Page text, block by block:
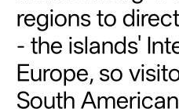
regions to
- the islands'
Europe, so
South